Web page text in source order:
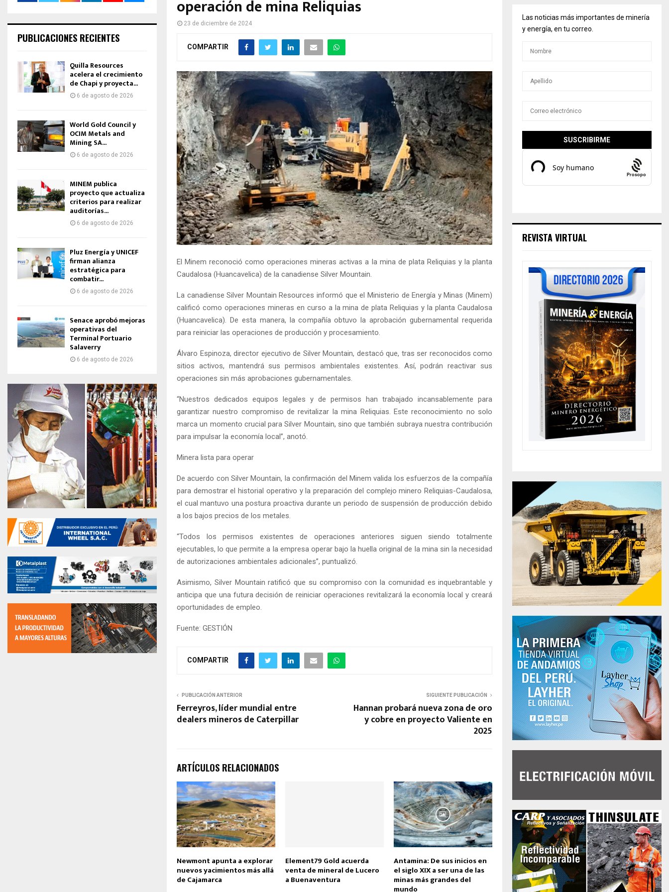
operación de mina Reliquias
23 de diciembre de 2024
COMPARTIR
El Minem reconoció como operaciones mineras activas a la mina de plata Reliquias y la planta
Caudalosa (Huancavelica) de la canadiense Silver Mountain.
La canadiense Silver Mountain Resources informó que el Ministerio de Energía y Minas (Minem)
calificó como operaciones mineras en curso a la mina de plata Reliquias y la planta Caudalosa
(Huancavelica). De esta manera, la compañía obtuvo la aprobación gubernamental requerida
para reiniciar las operaciones de producción y procesamiento.
Álvaro Espinoza, director ejecutivo de Silver Mountain, destacó que, tras ser reconocidos como
sitios activos, mantendrá sus permisos ambientales existentes. Así, podrán reactivar sus
operaciones sin más aprobaciones gubernamentales.
“Nuestros dedicados equipos legales y de permisos han trabajado incansablemente para
garantizar nuestro compromiso de revitalizar la mina Reliquias. Este reconocimiento no solo
marca un momento crucial para Silver Mountain, sino que también subraya nuestra contribución
para impulsar la economía local”, anotó.
Minera lista para operar
De acuerdo con Silver Mountain, la confirmación del Minem valida los esfuerzos de la compañía
para demostrar el historial operativo y la preparación del complejo minero Reliquias-Caudalosa,
el cual mantuvo una postura proactiva durante un periodo de suspensión de producción debido
a los bajos precios de los metales.
“Todos los permisos existentes de operaciones anteriores siguen siendo totalmente
ejecutables, lo que permite a la empresa operar bajo la huella original de la mina sin la necesidad
de autorizaciones ambientales adicionales”, puntualizó.
Asimismo, Silver Mountain ratificó que su compromiso con la comunidad es inquebrantable y
anticipa que una futura decisión de reiniciar operaciones revitalizará la economía local y creará
oportunidades de empleo.
Fuente: GESTIÓN
COMPARTIR
PUBLICACIÓN ANTERIOR
Ferreyros, líder mundial entre
dealers mineros de Caterpillar
SIGUIENTE PUBLICACIÓN
Hannan probará nueva zona de oro
y cobre en proyecto Valiente en
2025
ARTÍCULOS RELACIONADOS
Newmont apunta a explorar
nuevos yacimientos más allá
de Cajamarca
Element79 Gold acuerda
venta de mineral de Lucero
a Buenaventura
Antamina: De sus inicios en
el siglo XIX a ser una de las
minas más grandes del
mundo
PUBLICACIONES RECIENTES
Quilla Resources
acelera el crecimiento
de Chapi y proyecta...
6 de agosto de 2026
World Gold Council y
OCIM Metals and
Mining SA...
6 de agosto de 2026
MINEM publica
proyecto que actualiza
criterios para realizar
auditorías...
6 de agosto de 2026
Pluz Energía y UNICEF
firman alianza
estratégica para
combatir...
6 de agosto de 2026
Senace aprobó mejoras
operativas del
Terminal Portuario
Salaverry
6 de agosto de 2026
Las noticias más importantes de minería
y energía, en tu correo.
Prosopo
REVISTA VIRTUAL